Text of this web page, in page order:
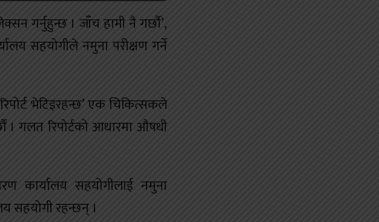
गर्नुहुन्छ । जाँच हामी नै गर्छौ’,
सहयोगीले नमुना परीक्षण गर्ने
भेटिइरहन्छ’ एक चिकित्सकले
। गलत रिपोर्टको आधारमा औषधी
कार्यालय सहयोगीलाई नमुना
सहयोगी रहन्छन् ।